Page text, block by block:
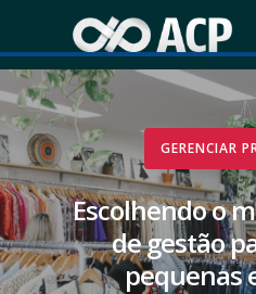
main
content
GERENCIAR
Escolhendo o
de gestão
pequenas